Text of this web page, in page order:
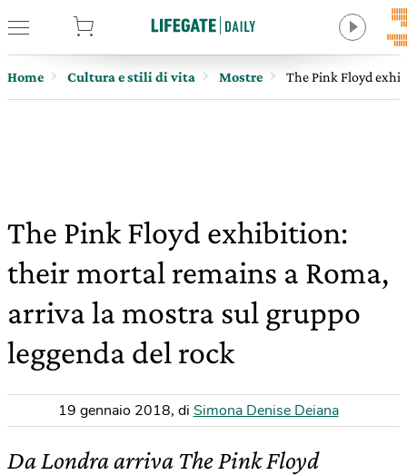
Home Cultura e stili di vita Mostre The Pink Floyd
The Pink Floyd exhibition:
their mortal remains a Roma,
arriva la mostra sul gruppo
leggenda del rock
19 gennaio 2018, di Simona Denise Deiana
Da Londra arriva The Pink Floyd